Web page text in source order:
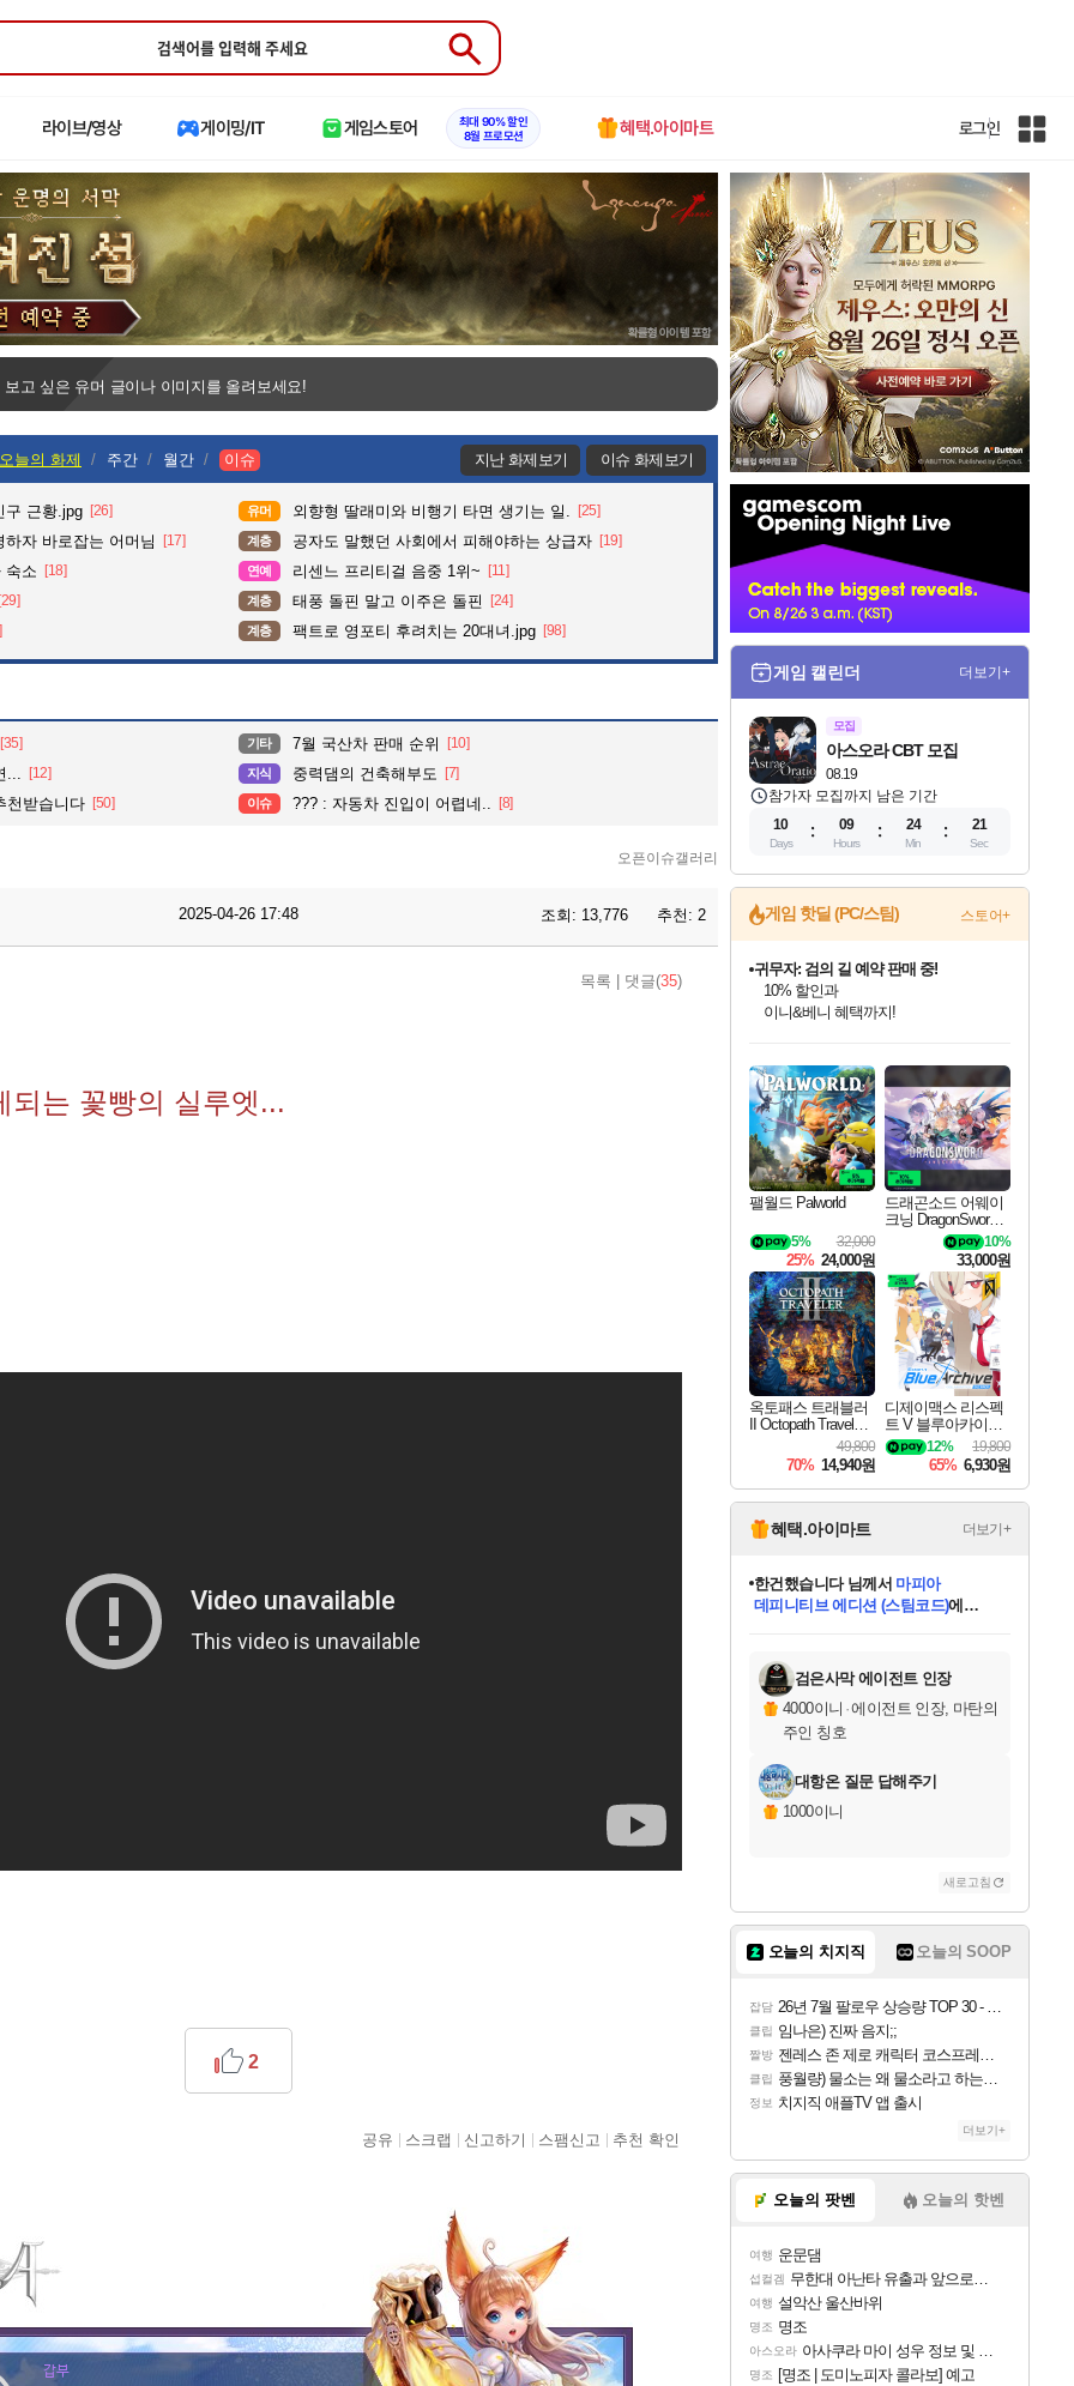
Submit
라이브/영상 게이밍/IT 게임스토어
최대 90% 할인
8월 프로모션
혜택.아이마트 로그인
인
보고 싶은 유머 글이나 이미지를 올려보세요!
오늘의 화제 주간 월간 이슈 지난 화제보기 이슈 화제보기
구 근황.jpg [26] 유머 외향형 딸래미와 비행기 타면 생기는 일. [25]
자 바로잡는 어머님 [17] 계층 공자도 말했던 사회에서 피해야하는 상급자 [19]
숙소 [18] 연예 리센느 프리티걸 음중 1위~
[11]
계층 태풍 돌핀 말고 이주은 돌핀
[24]
계층 팩트로 영포티 후려치는 20대녀.jpg [98]
[35] 기타 7월 국산차 판매 순위 [10]
... [12] 지식 중력댐의 건축해부도 [7]
천받습니다 [50] 이슈 ??? : 자동차 진입이 어렵네.. [8]
오픈이슈갤러리
2025-04-26 17:48 조회: 13,776 추천: 2
목록 댓글(35)
되는 꽃빵의 실루엣...
2
공유 스크랩 신고하기 스팸신고 추천 확인
갑부
벤
게임 캘린더 더보기+
모집
08.19
아스오라 CBT 모집
참가자 모집까지 남은 기간
10
Days
09
Hours
24
Min
20
Sec
게임 핫딜 (PC/스팀) 스토어+
최대 90% 할인가를 만나보세요!
네이버혜택과 함께 만나보세요!
50%할인&추가 적립까지!
네이버 포인트 혜택까지!
귀무자: 검의 길 예약 판매 중!
10% 할인과
이니&베니 혜택까지!
비스트 오브 리인카네이션 정식 출시!
게임프릭 신작 IP
할인&네이버혜택으로 만나보세요!
네이버페이 혜택과 만나보세요!
40주년 프로모션으로 만나보세요!
할인가에 만나보세요!
일부 에디션 상시 할인!
혜택으로 예약 판매 중
편안하게 충전하세요
팰월드 Palworld
32,000
5%
25% 24,000원
드래곤소드 어웨이
크닝 DragonSword A
10%
33,000원
옥토패스 트래블러
II Octopath Traveler I
49,800
70% 14,940원
디제이맥스 리스펙
트 V 블루아카이브
팩 DJMAX RESPE
CT V Blue Archive P
ack DLC
19,800
12%
65% 6,930원
혜택.아이마트 더보기+
교환.
당첨되셨습니다.
당첨되셨습니다.
한건했습니다님께서 마피아
데피니티브 에디션 (스팀코드)에
당첨되셨습니다.
당첨되셨습니다.
당첨되셨습니다.
당첨되셨습니다.
에디션 (스팀코드)를 교환.
당첨되셨습니다.
검은사막 에이전트 인장
4000이니 ·에이전트 인장, 마탄의
주인 칭호
대항온 질문 답해주기
1000이니
새로고침
오늘의 치지직 오늘의 SOOP
잡담 26년 7월 팔로우 상승량 TOP 30 - 월간 치지직
클립 임나은) 진짜 음지;;
짤방 젠레스 존 제로 캐릭터 코스프레한 꽁주
클립 풍월량) 물소는 왜 물소라고 하는거야? 아! 그만 ㅋㅋ 알았어 ㅋㅋ
정보 치지직 애플TV 앱 출시
더보기+
오늘의 팟벤 오늘의 핫벤
여행 운문댐
섭컬겜 무한대 아난타 유출과 앞으로의 예상 (루머)
여행 설악산 울산바위
명조 명조
아스오라 아사쿠라 마이 성우 정보 및 주요 필모
명조 [명조 | 도미노피자 콜라보] 예고